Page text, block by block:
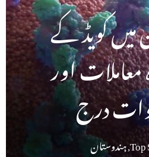
کویڈ کے
معاملات اور
,ہندوستان